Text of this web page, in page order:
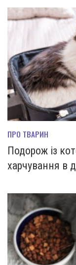
ПРО ТВАРИН
Подорож із
харчування в